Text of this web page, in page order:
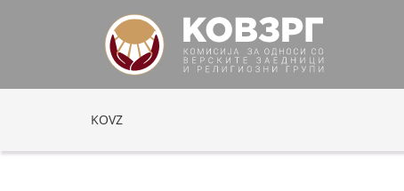
KOVZ